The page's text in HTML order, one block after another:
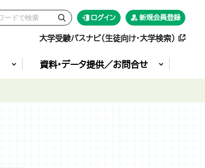
ログイン 新規会員登録
大学受験パスナビ（生徒向け・大学検索）
資料•データ提供／お問合せ